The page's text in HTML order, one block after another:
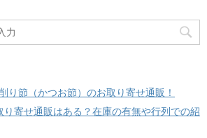
り節（かつお節）のお取り寄せ通販！
寄せ通販はある？在庫の有無や行列での紹